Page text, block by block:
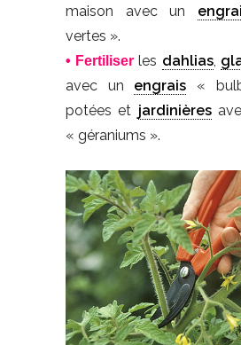
maison avec un
vertes ».
• Fertiliser les dahlias,
avec un engrais «
potées et jardinières
« géraniums ».